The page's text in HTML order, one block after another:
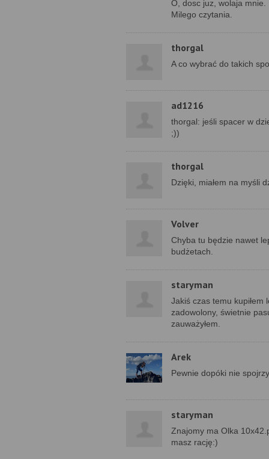
O, dosc juz, wolaja mnie.
Milego czytania.
thorgal
A co wybrać do takich
ad1216
thorgal: jeśli spacer w
;))
thorgal
Dzięki, miałem na myśli
Volver
Chyba tu będzie nawet
budżetach.
staryman
Jakiś czas temu
zadowolony, świetnie
zauważyłem.
Arek
Pewnie dopóki nie
staryman
Znajomy ma Olka
masz rację:)